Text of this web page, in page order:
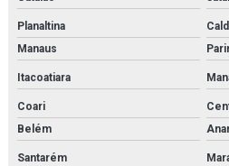
Secador de ar parker
Secador parker
Separador de combustível
Separador de condensado
Planaltina
Manaus
Itacoatiara
Coari
Belém
Santarém